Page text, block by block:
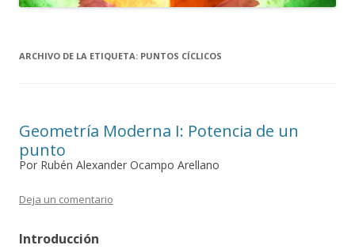
ARCHIVO DE LA ETIQUETA: PUNTOS CÍCLICOS
Geometría Moderna I: Potencia de un
punto
Por Rubén Alexander Ocampo Arellano
Deja un comentario
Introducción